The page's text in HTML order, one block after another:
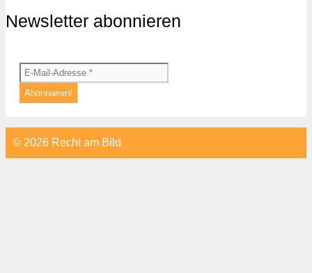
Newsletter abonnieren
© 2026 Recht am Bild